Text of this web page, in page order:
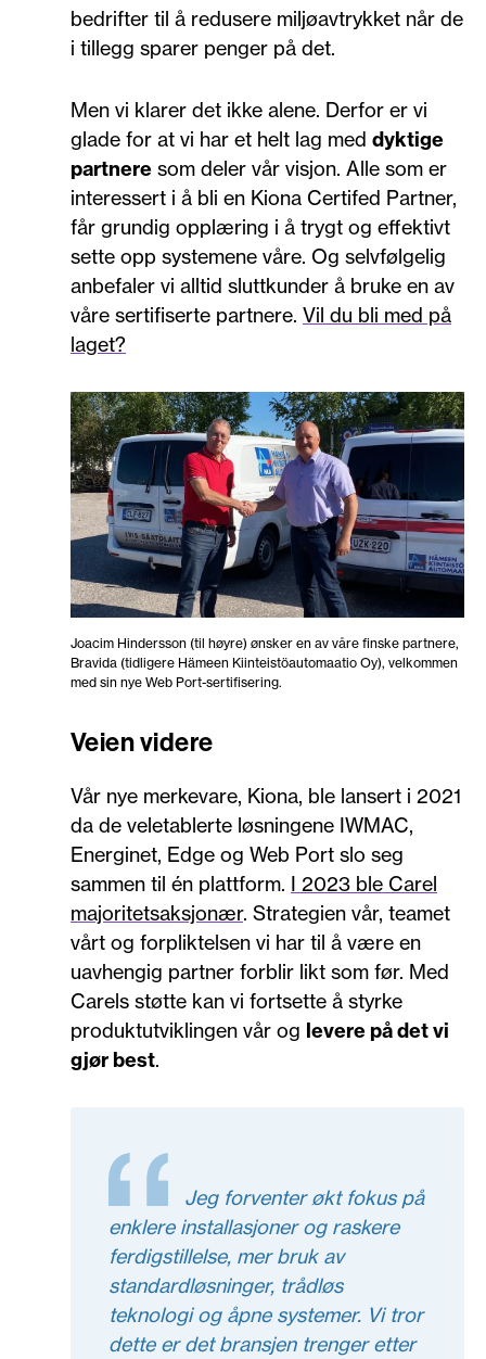
bedrifter til å redusere miljøavtrykket når de
i tillegg sparer penger på det.
Men vi klarer det ikke alene. Derfor er vi
glade for at vi har et helt lag med dyktige
partnere som deler vår visjon. Alle som er
interessert i å bli en Kiona Certifed Partner,
får grundig opplæring i å trygt og effektivt
sette opp systemene våre. Og selvfølgelig
anbefaler vi alltid sluttkunder å bruke en av
våre sertifiserte partnere. Vil du bli med på
laget?
Joacim Hindersson (til høyre) ønsker en av våre finske partnere,
Bravida (tidligere Hämeen Kiinteistöautomaatio Oy), velkommen
med sin nye Web Port-sertifisering.
Veien videre
Vår nye merkevare, Kiona, ble lansert i 2021
da de veletablerte løsningene IWMAC,
Energinet, Edge og Web Port slo seg
sammen til én plattform. I 2023 ble Carel
majoritetsaksjonær. Strategien vår, teamet
vårt og forpliktelsen vi har til å være en
uavhengig partner forblir likt som før. Med
Carels støtte kan vi fortsette å styrke
produktutviklingen vår og levere på det vi
gjør best.
Jeg forventer økt fokus på
enklere installasjoner og raskere
ferdigstillelse, mer bruk av
standardløsninger, trådløs
teknologi og åpne systemer. Vi tror
dette er det bransjen trenger etter